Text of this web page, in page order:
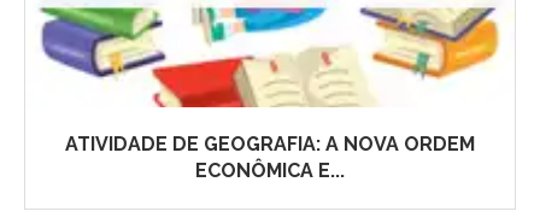
ATIVIDADE DE GEOGRAFIA: A NOVA ORDEM
ECONÔMICA E...